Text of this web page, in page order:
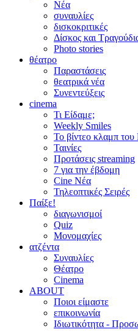
Νέα
συναυλίες
δισκοκριτικές
Δίσκος και
Photo stories
θέατρο
Παραστάσεις
θεατρικά νέα
Συνεντεύξεις
cinema
Τι Είδαμε;
Weekly Smiles
Το βίντεο κλαμπ
Ταινίες
Προτάσεις streaming
7 για την έβδομη
Cine Νέα
Τηλεοπτικές Σειρές
Παίξε!
διαγωνισμοί
Quiz
Μονομαχίες
ατζέντα
Συναυλίες
Θέατρο
Cinema
ABOUT
Ποιοι είμαστε
επικοινωνία
Ιδιωτικότητα -